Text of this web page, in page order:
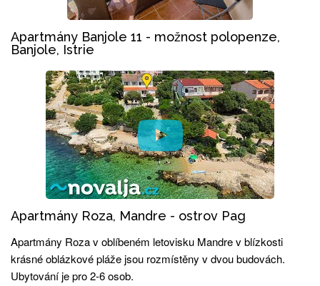
Apartmány Banjole 11 - možnost polopenze,
Banjole, Istrie
Apartmány Roza, Mandre - ostrov Pag
Apartmány Roza v oblíbeném letovisku Mandre v blízkosti
krásné oblázkové pláže jsou rozmístěny v dvou budovách.
Ubytování je pro 2-6 osob.